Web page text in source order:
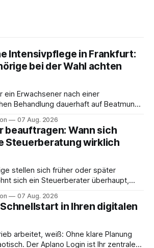
Intensivpflege in Frankfurt:
bei der Wahl achten
ein Erwachsener nach einer
Behandlung dauerhaft auf Beatmung
sich für Familien eine schwierige
dauerhaft in der Klinik bleiben –
Hause möglich? Die außerklinische
genau diese Alternative: Sie
07 Aug. 2026
beauftragen: Wann sich
Steuerberatung wirklich
stellen sich früher oder später
sich ein Steuerberater überhaupt,
Antwort: Bei einfachen
reicht häufig eine Steuersoftware
mehrere Einkunftsarten
größere finanzielle Veränderungen
professionelle Unterstützung meist
07 Aug. 2026
in Ihren digitalen
arbeitet, weiß: Ohne klare Planung
Der Aplano Login ist Ihr zentraler